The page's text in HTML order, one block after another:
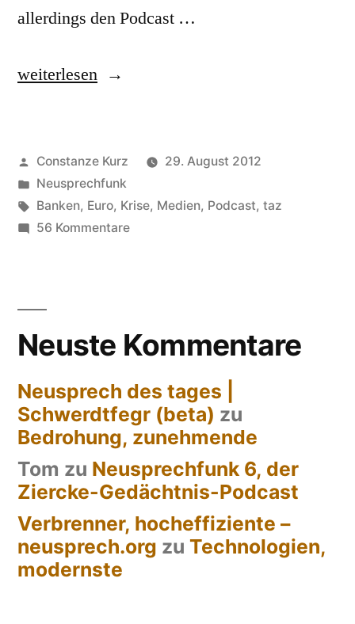
allerdings den Podcast …
„Neusprechfunk,
Podcast
zum
Blog“
weiterlesen
Veröffentlicht
von
Constanze Kurz
29. August 2012
Veröffentlicht
in
Neusprechfunk
Schlagwörter:
Banken, Euro, Krise, Medien, Podcast, taz
56 Kommentarezu
zum
Blog
Neuste Kommentare
Neusprech des tages |
Schwerdtfegr (beta) zu
Bedrohung, zunehmende
Tom zu Neusprechfunk 6, der
Ziercke-Gedächtnis-Podcast
Verbrenner, hocheffiziente –
neusprech.org zu Technologien,
modernste